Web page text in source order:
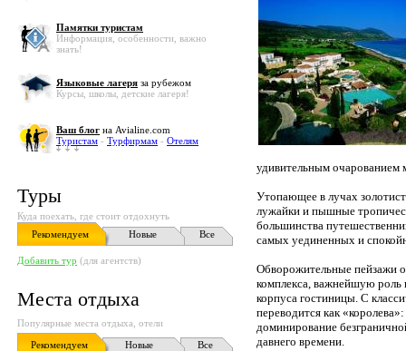
Памятки туристам
Информация, особенности, важно
знать!
Языковые лагеря за рубежом
Курсы, школы, детские лагеря!
Ваш блог на Avialine.com
Туристам - Турфирмам - Отелям
Туры
Куда поехать, где стоит отдохнуть
Рекомендуем
Новые Все
Добавить тур (для агентств)
Места отдыха
Популярные места отдыха, отели
Рекомендуем
Новые
Все
удивительным очарованием
Утопающее в лучах
лужайки и пышные
большинства
самых уединенных и
Обворожительные пейзажи
комплекса, важнейшую
корпуса гостиницы. С
переводится как
доминирование
давнего времени.